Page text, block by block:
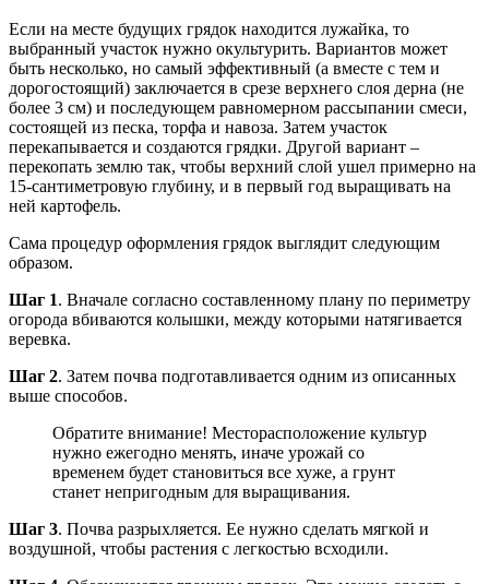
Если на месте будущих грядок находится лужайка, то
выбранный участок нужно окультурить. Вариантов может
быть несколько, но самый эффективный (а вместе с тем и
дорогостоящий) заключается в срезе верхнего слоя дерна (не
более 3 см) и последующем равномерном рассыпании смеси,
состоящей из песка, торфа и навоза. Затем участок
перекапывается и создаются грядки. Другой вариант –
перекопать землю так, чтобы верхний слой ушел примерно на
15-сантиметровую глубину, и в первый год выращивать на
ней картофель.
Сама процедур оформления грядок выглядит следующим
образом.
Шаг 1. Вначале согласно составленному плану по периметру
огорода вбиваются колышки, между которыми натягивается
веревка.
Шаг 2. Затем почва подготавливается одним из описанных
выше способов.
Обратите внимание! Месторасположение культур
нужно ежегодно менять, иначе урожай со
временем будет становиться все хуже, а грунт
станет непригодным для выращивания.
Шаг 3. Почва разрыхляется. Ее нужно сделать мягкой и
воздушной, чтобы растения с легкостью всходили.